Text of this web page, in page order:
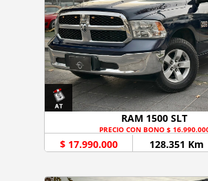
RAM 1500 SLT
PRECIO CON BONO $
$ 17.990.000 128.351 Km